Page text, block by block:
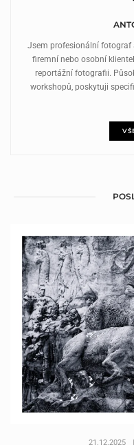
Jsem profesionální fotograf
firemní nebo osobní
reportážní fotografii.
workshopů, poskytuji
21.12.2025 |